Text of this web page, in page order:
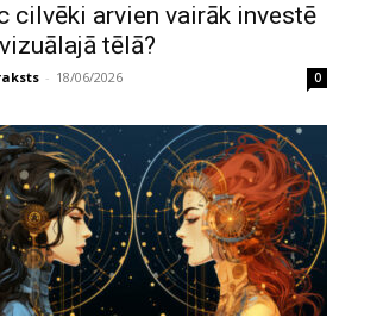
cilvēki arvien vairāk investē
tēlā?
- 18/06/2026 0